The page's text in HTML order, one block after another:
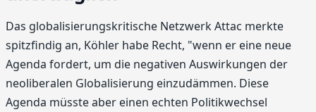
Das globalisierungskritische Netzwerk Attac merkte
spitzfindig an, Köhler habe Recht, "wenn er eine neue
Agenda fordert, um die negativen Auswirkungen der
neoliberalen Globalisierung einzudämmen. Diese
Agenda müsste aber einen echten Politikwechsel